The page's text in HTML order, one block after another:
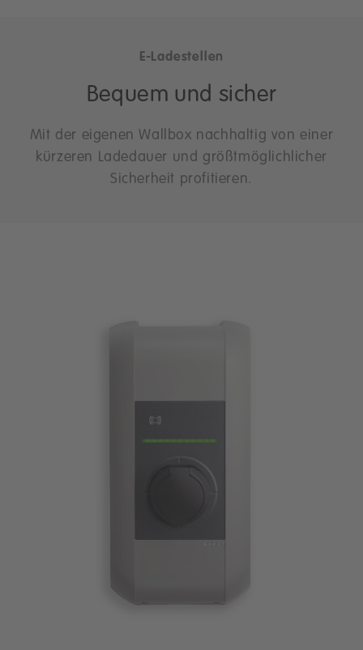
E-Ladestellen
Bequem und sicher
Mit der eigenen Wallbox nachhaltig von einer
kürzeren Ladedauer und größtmöglichlicher
Sicherheit profitieren.